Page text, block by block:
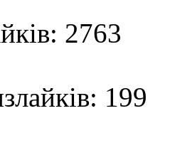
2763
199